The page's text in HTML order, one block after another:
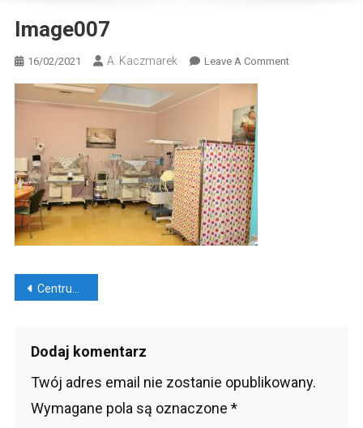
Image007
16/02/2021 A. Kaczmarek Leave A CommentOn
Nawigacja
Centrum Zdrowia w Mikołowie: porodówka jak nówka
Dodaj komentarz
Twój adres email nie zostanie opublikowany.
Wymagane pola są oznaczone *